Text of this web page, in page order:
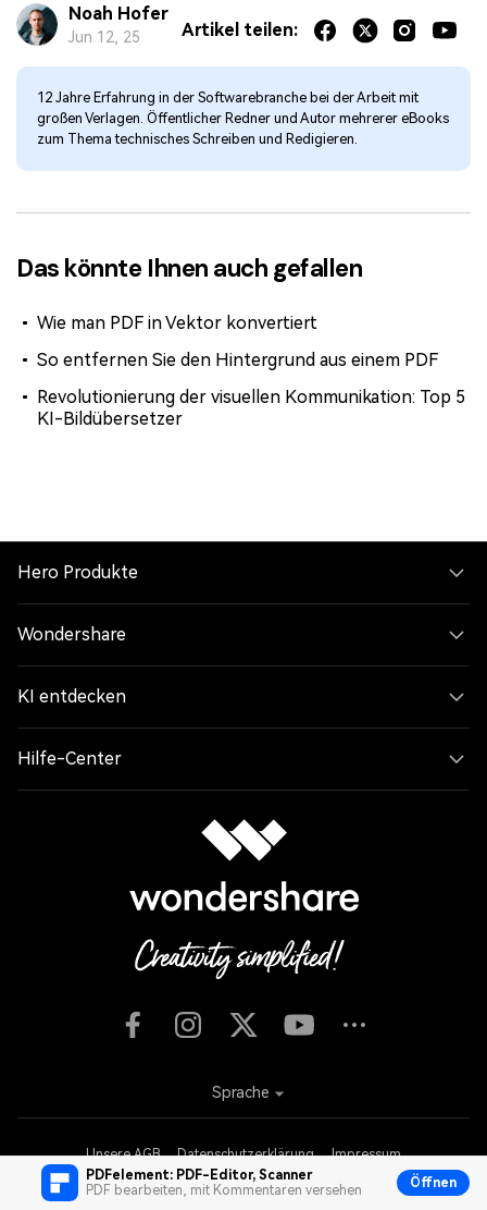
PDFelement: PDF-Editor, Scanner
PDF bearbeiten, mit Kommentaren versehen
Öffnen
Noah Hofer
Jun 12, 25 Artikel teilen:
12 Jahre Erfahrung in der Softwarebranche bei der Arbeit mit
großen Verlagen. Öffentlicher Redner und Autor mehrerer eBooks
zum Thema technisches Schreiben und Redigieren.
Das könnte Ihnen auch gefallen
Wie man PDF in Vektor konvertiert
So entfernen Sie den Hintergrund aus einem PDF
Revolutionierung der visuellen Kommunikation: Top 5
KI-Bildübersetzer
Hero Produkte
Wondershare
KI entdecken
Hilfe-Center
Unsere AGB Datenschutzerklärung
Impressum
Cookie-Einstellungen
Nutzungsbedingungen
Rückerstattung
Sprache